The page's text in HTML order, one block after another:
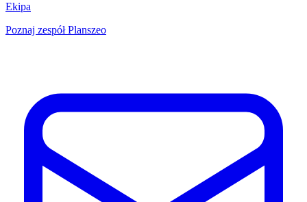
Ekipa
Poznaj zespół Planszeo